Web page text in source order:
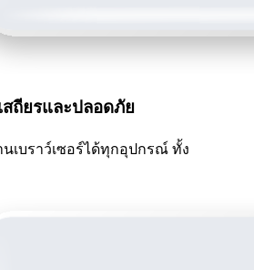
ถียรและปลอดภัย
นเบราว์เซอร์ได้ทุกอุปกรณ์ ทั้ง